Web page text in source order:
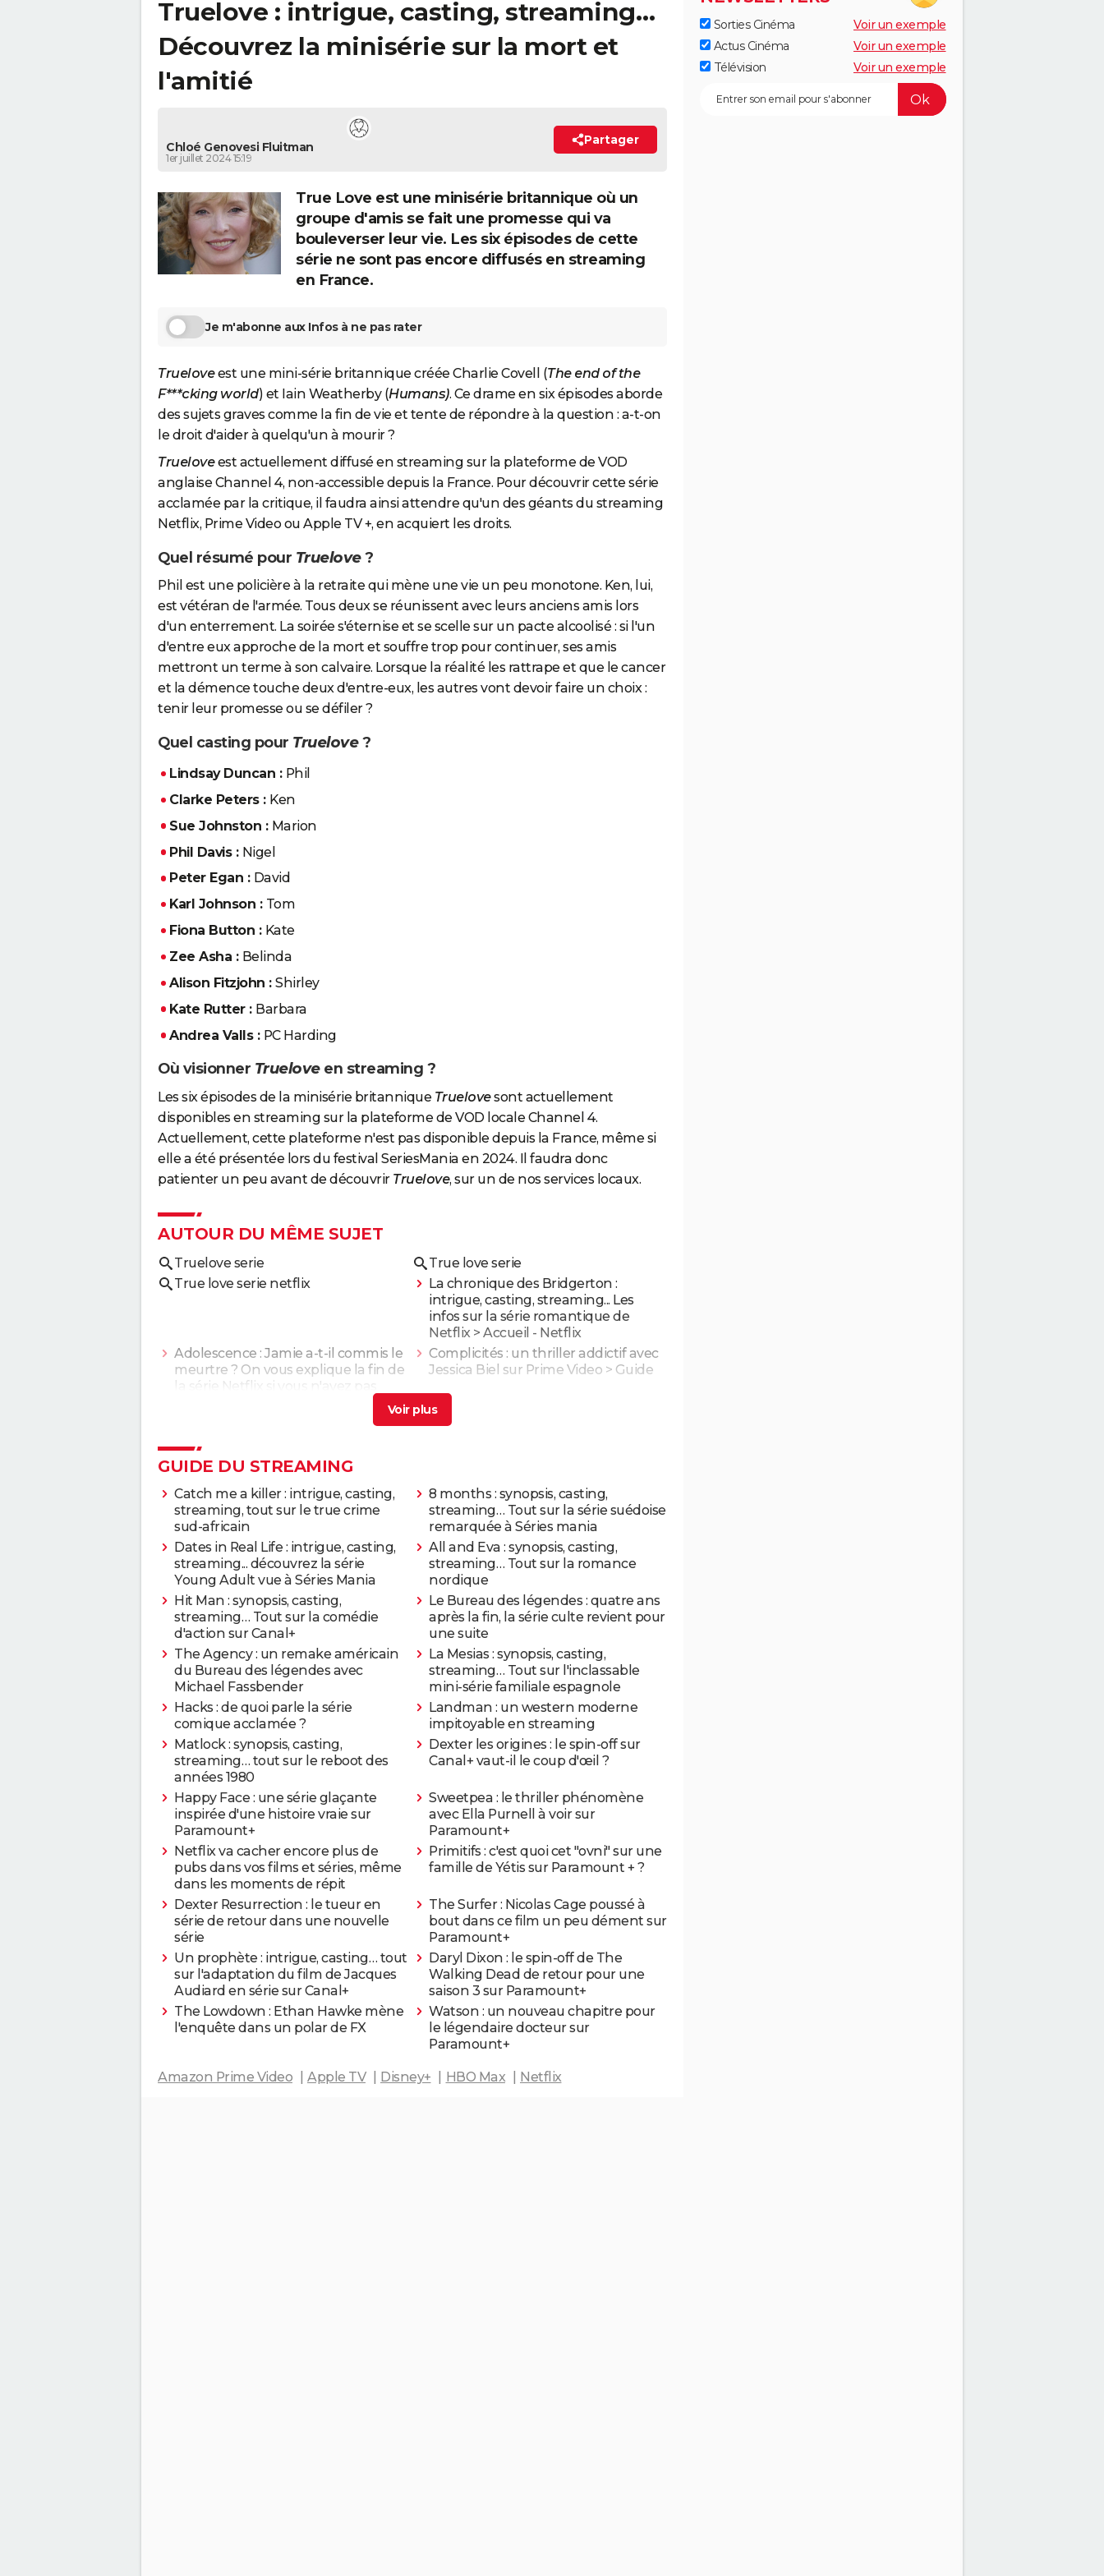
Truelove : intrigue, casting, streaming…
Découvrez la minisérie sur la mort et
l'amitié
Chloé Genovesi Fluitman
1er juillet 2024 15:19
Partager
True Love est une minisérie britannique où un
groupe d'amis se fait une promesse qui va
bouleverser leur vie. Les six épisodes de cette
série ne sont pas encore diffusés en streaming
en France.
Je m'abonne aux Infos à ne pas rater
Trueloveest une mini-série britannique créée Charlie Covell (The end of the
F***cking world) et Iain Weatherby (Humans). Ce drame en six épisodes aborde
des sujets graves comme la fin de vie et tente de répondre à la question : a-t-on
le droit d'aider à quelqu'un à mourir ?
Trueloveest actuellement diffusé en streaming sur la plateforme de VOD
anglaise Channel 4, non-accessible depuis la France. Pour découvrir cette série
acclamée par la critique, il faudra ainsi attendre qu'un des géants du streaming
Netflix, Prime Video ou Apple TV +, en acquiert les droits.
Quel résumé pour Truelove?
Phil est une policière à la retraite qui mène une vie un peu monotone. Ken, lui,
est vétéran de l'armée. Tous deux se réunissent avec leurs anciens amis lors
d'un enterrement. La soirée s'éternise et se scelle sur un pacte alcoolisé : si l'un
d'entre eux approche de la mort et souffre trop pour continuer, ses amis
mettront un terme à son calvaire. Lorsque la réalité les rattrape et que le cancer
et la démence touche deux d'entre-eux, les autres vont devoir faire un choix :
tenir leur promesse ou se défiler ?
Quel casting pour Truelove?
Lindsay Duncan : Phil
Clarke Peters : Ken
Sue Johnston : Marion
Phil Davis : Nigel
Peter Egan : David
Karl Johnson : Tom
Fiona Button : Kate
Zee Asha : Belinda
Alison Fitzjohn :Shirley
Kate Rutter : Barbara
Andrea Valls : PC Harding
Où visionner Truelove en streaming ?
Les six épisodes de la minisérie britannique Truelovesont actuellement
disponibles en streaming sur la plateforme de VOD locale Channel 4.
Actuellement, cette plateforme n'est pas disponible depuis la France, même si
elle a été présentée lors du festival SeriesMania en 2024. Il faudra donc
patienter un peu avant de découvrir Truelove, sur un de nos services locaux.
AUTOUR DU MÊME SUJET
Truelove serie
True love serie
True love serie netflix
La chronique des Bridgerton :
intrigue, casting, streaming... Les
infos sur la série romantique de
Netflix > Accueil - Netflix
Adolescence : Jamie a-t-il commis le
meurtre ? On vous explique la fin de
la série Netflix si vous n'avez pas
Complicités : un thriller addictif avec
Jessica Biel sur Prime Video > Guide
1899 sur Netflix : il n'y aura pas de
Guide
The Rainmaker : un thriller juridique
GUIDE DU STREAMING
Catch me a killer : intrigue, casting,
streaming, tout sur le true crime
sud-africain
8 months : synopsis, casting,
streaming… Tout sur la série suédoise
remarquée à Séries mania
Dates in Real Life : intrigue, casting,
streaming... découvrez la série
Young Adult vue à Séries Mania
All and Eva : synopsis, casting,
streaming… Tout sur la romance
nordique
Hit Man : synopsis, casting,
streaming… Tout sur la comédie
d'action sur Canal+
Le Bureau des légendes : quatre ans
après la fin, la série culte revient pour
une suite
The Agency : un remake américain
du Bureau des légendes avec
Michael Fassbender
La Mesias : synopsis, casting,
streaming… Tout sur l'inclassable
mini-série familiale espagnole
Hacks : de quoi parle la série
comique acclamée ?
Landman : un western moderne
impitoyable en streaming
Matlock : synopsis, casting,
streaming… tout sur le reboot des
années 1980
Dexter les origines : le spin-off sur
Canal+ vaut-il le coup d'œil ?
Happy Face : une série glaçante
inspirée d'une histoire vraie sur
Paramount+
Sweetpea : le thriller phénomène
avec Ella Purnell à voir sur
Paramount+
Netflix va cacher encore plus de
pubs dans vos films et séries, même
dans les moments de répit
Primitifs : c'est quoi cet "ovni" sur une
famille de Yétis sur Paramount + ?
Dexter Resurrection : le tueur en
série de retour dans une nouvelle
série
The Surfer : Nicolas Cage poussé à
bout dans ce film un peu dément sur
Paramount+
Un prophète : intrigue, casting… tout
sur l'adaptation du film de Jacques
Audiard en série sur Canal+
Daryl Dixon : le spin-off de The
Walking Dead de retour pour une
saison 3 sur Paramount+
The Lowdown : Ethan Hawke mène
l'enquête dans un polar de FX
Watson : un nouveau chapitre pour
le légendaire docteur sur
Paramount+
Amazon Prime Video Apple TV Disney+ HBO Max Netflix
Sorties Cinéma
Voir un exemple
Actus Cinéma
Voir un exemple
Télévision
Voir un exemple